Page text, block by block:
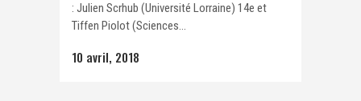
: Julien Scrhub (Université Lorraine) 14e et
Tiffen Piolot (Sciences...
10 avril, 2018